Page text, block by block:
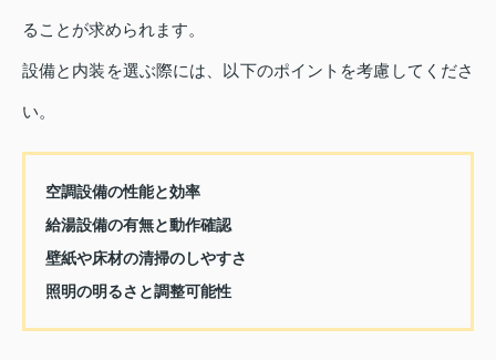
ることが求められます。
設備と内装を選ぶ際には、以下のポイントを考慮してくださ
い。
空調設備の性能と効率
給湯設備の有無と動作確認
壁紙や床材の清掃のしやすさ
照明の明るさと調整可能性